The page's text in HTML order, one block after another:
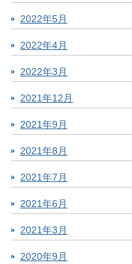
2022年5月
2022年4月
2022年3月
2021年12月
2021年9月
2021年8月
2021年7月
2021年6月
2021年3月
2020年9月